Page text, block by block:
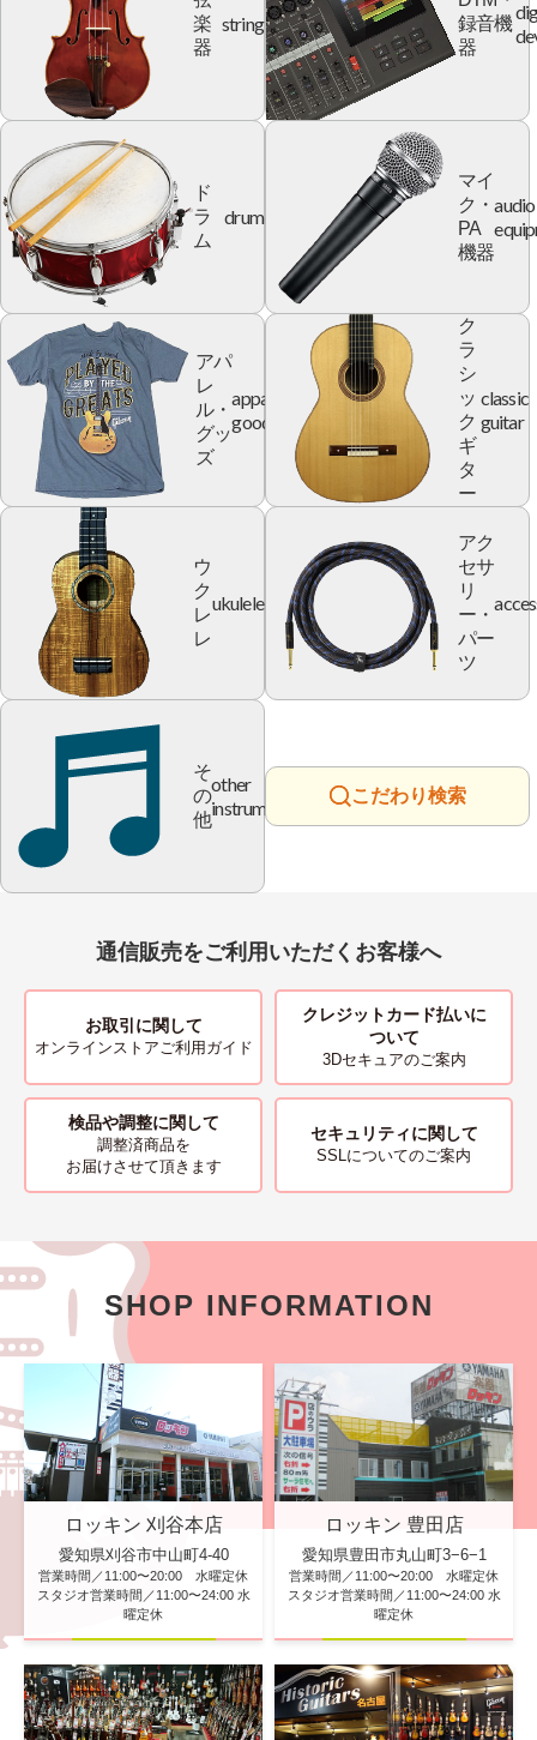
楽
器
string
録音機
器
ド
ラ
ム
drum
マイ
ク・
PA
機器
audio
アパ
レ
ル・
グッ
ズ
apparel
goods
ク
ラ
シ
ッ
ク
ギ
タ
ー
classic
guitar
ウ
ク
レ
レ
ukulele
アク
セサ
リ
ー・
パー
ツ
そ
の
他
other
instrument
こだわり検索
通信販売をご利用いただくお客様へ
お取引に関して
オンラインストアご利用ガイド
クレジットカード払いに
ついて
3Dセキュアのご案内
検品や調整に関して
調整済商品を
お届けさせて頂きます
セキュリティに関して
SSLについてのご案内
SHOP INFORMATION
ロッキン 刈谷本店
愛知県刈谷市中山町4-40
営業時間／11:00〜20:00 水曜定休
スタジオ営業時間／11:00〜24:00 水
曜定休
ロッキン 豊田店
愛知県豊田市丸山町3−6−1
営業時間／11:00〜20:00 水曜定休
スタジオ営業時間／11:00〜24:00 水
曜定休